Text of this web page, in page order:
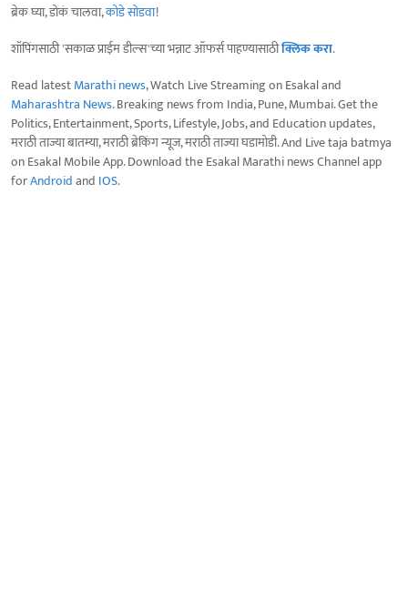
ब्रेक घ्या, डोकं चालवा,कोडे सोडवा!
शॉपिंगसाठी 'सकाळ प्राईम डील्स'च्या भन्नाट ऑफर्स पाहण्यासाठीक्लिक करा.
Read latestMarathi news, Watch Live Streaming on Esakal and
Maharashtra News. Breaking news from India, Pune, Mumbai. Get the
Politics, Entertainment, Sports, Lifestyle, Jobs, and Education updates,
मराठी ताज्या बातम्या, मराठी ब्रेकिंग न्यूज, मराठी ताज्या घडामोडी. And Live taja batmya
on Esakal Mobile App. Download the Esakal Marathi news Channel app
forAndroidand IOS.